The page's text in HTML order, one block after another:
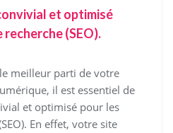
et optimisé
(SEO).
meilleur parti de votre
il est essentiel de
et optimisé pour les
En effet, votre site